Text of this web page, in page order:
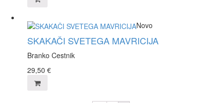
Novo
SKAKAČI SVETEGA MAVRICIJA
Branko Cestnik
29,50 €